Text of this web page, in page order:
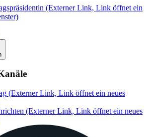
(Externer Link, Link öffnet ein
(Externer Link, Link öffnet ein neues
(Externer Link, Link öffnet ein neues